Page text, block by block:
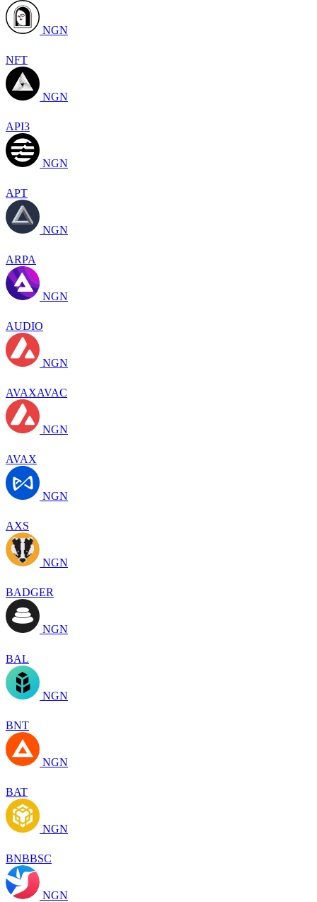
NGN
NFT
NGN
API3
NGN
APT
NGN
ARPA
NGN
AUDIO
NGN
AVAXAVAC
NGN
AVAX
NGN
AXS
NGN
BADGER
NGN
BAL
NGN
BNT
NGN
BAT
NGN
BNBBSC
NGN